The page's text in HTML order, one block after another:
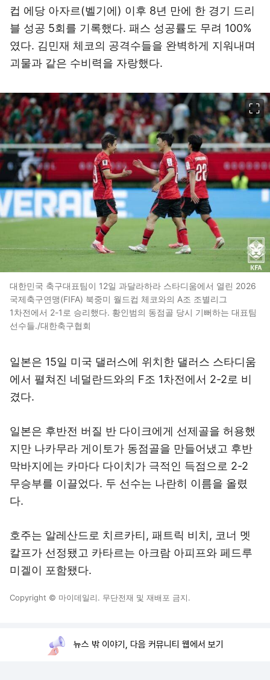
컵 에당 아자르(벨기에) 이후 8년 만에 한 경기 드리
블 성공 5회를 기록했다. 패스 성공률도 무려 100%
였다. 김민재 체코의 공격수들을 완벽하게 지워내며
괴물과 같은 수비력을 자랑했다.
대한민국 축구대표팀이 12일 과달라하라 스타디움에서 열린 2026
국제축구연맹(FIFA) 북중미 월드컵 체코와의 A조 조별리그
1차전에서 2-1로 승리했다. 황인범의 동점골 당시 기뻐하는 대표팀
선수들./대한축구협회
일본은 15일 미국 댈러스에 위치한 댈러스 스타디움
에서 펼쳐진 네덜란드와의 F조 1차전에서 2-2로 비
겼다.
일본은 후반전 버질 반 다이크에게 선제골을 허용했
지만 나카무라 게이토가 동점골을 만들어냈고 후반
막바지에는 카마다 다이치가 극적인 득점으로 2-2
무승부를 이끌었다. 두 선수는 나란히 이름을 올렸
다.
호주는 알레산드로 치르카티, 패트릭 비치, 코너 멧
칼프가 선정됐고 카타르는 아크람 아피프와 페드루
미겔이 포함됐다.
Copyright © 마이데일리. 무단전재 및 재배포 금지.
뉴스 밖 이야기, 다음 커뮤니티 웹에서 보기